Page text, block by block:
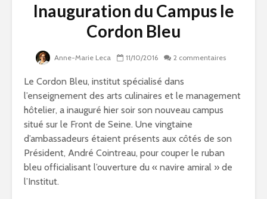
Inauguration du Campus le
Cordon Bleu
Anne-Marie Leca 11/10/2016 2 commentaires
Le Cordon Bleu, institut spécialisé dans
l’enseignement des arts culinaires et le management
hôtelier, a inauguré hier soir son nouveau campus
situé sur le Front de Seine. Une vingtaine
d’ambassadeurs étaient présents aux côtés de son
Président, André Cointreau, pour couper le ruban
bleu officialisant l’ouverture du « navire amiral » de
l’Institut.